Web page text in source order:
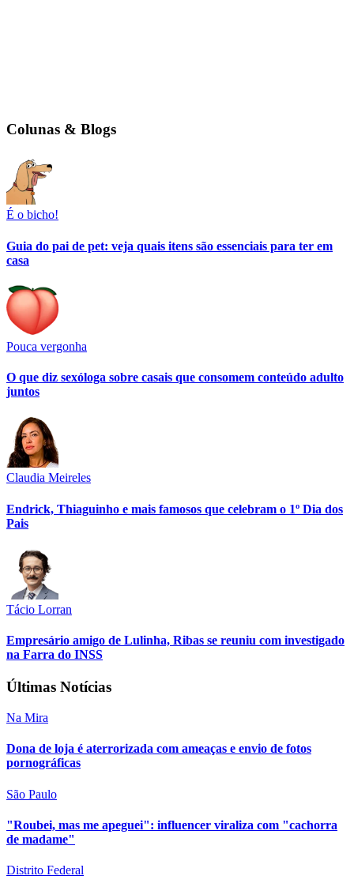
Colunas & Blogs
É o bicho!
Guia do pai de pet: veja quais itens são essenciais para ter em
casa
Pouca vergonha
O que diz sexóloga sobre casais que consomem conteúdo adulto
juntos
Claudia Meireles
Endrick, Thiaguinho e mais famosos que celebram o 1º Dia dos
Pais
Tácio Lorran
Empresário amigo de Lulinha, Ribas se reuniu com investigado
na Farra do INSS
Últimas Notícias
Na Mira
Dona de loja é aterrorizada com ameaças e envio de fotos
pornográficas
São Paulo
"Roubei, mas me apeguei": influencer viraliza com "cachorra
de madame"
Distrito Federal